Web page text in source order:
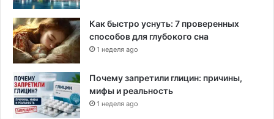
Как быстро уснуть: 7 проверенных
способов для глубокого сна
1 неделя ago
Почему запретили глицин: причины,
мифы и реальность
1 неделя ago